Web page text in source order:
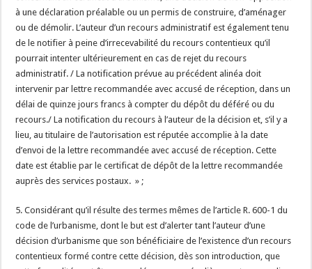
à une déclaration préalable ou un permis de construire, d’aménager
ou de démolir. L’auteur d’un recours administratif est également tenu
de le notifier à peine d’irrecevabilité du recours contentieux qu’il
pourrait intenter ultérieurement en cas de rejet du recours
administratif. / La notification prévue au précédent alinéa doit
intervenir par lettre recommandée avec accusé de réception, dans un
délai de quinze jours francs à compter du dépôt du déféré ou du
recours./ La notification du recours à l’auteur de la décision et, s’il y a
lieu, au titulaire de l’autorisation est réputée accomplie à la date
d’envoi de la lettre recommandée avec accusé de réception. Cette
date est établie par le certificat de dépôt de la lettre recommandée
auprès des services postaux. » ;
5. Considérant qu’il résulte des termes mêmes de l’article R. 600-1 du
code de l’urbanisme, dont le but est d’alerter tant l’auteur d’une
décision d’urbanisme que son bénéficiaire de l’existence d’un recours
contentieux formé contre cette décision, dès son introduction, que